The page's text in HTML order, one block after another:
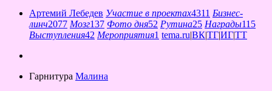
Артемий Лебедев Участие в проектах4311 Бизнес-
линч2077 Мозг137 Фото дня52 Рутина25 Награды115
Выступления42 Мероприятия1 tema.ru|ВК|ТГ|ИГ|ТТ
Гарнитура Малина